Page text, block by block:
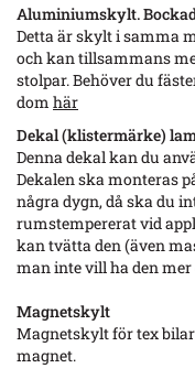
Aluminiumskylt.
Detta är skylt i samma
och kan tillsammans
stolpar. Behöver du
dom här
Dekal (klistermärke)
Denna dekal kan du
Dekalen ska monteras
några dygn, då ska du
rumstempererat vid
kan tvätta den (även
man inte vill ha den
Magnetskylt
Magnetskylt för tex
magnet.